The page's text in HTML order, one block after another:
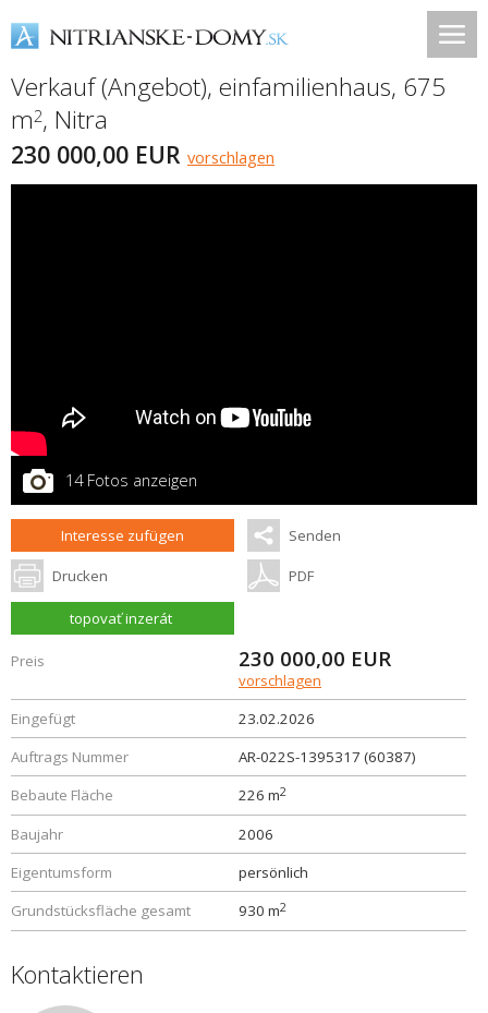
Verkauf (Angebot), einfamilienhaus, 675
m2, Nitra
230 000,00 EUR vorschlagen
14 Fotos anzeigen
Interesse zufügen Senden
Drucken PDF
topovať inzerát
Preis 230 000,00 EUR
vorschlagen
Eingefügt
23.02.2026
Auftrags Nummer
AR-022S-1395317 (60387)
Bebaute Fläche
226 m2
Baujahr
2006
Eigentumsform
persönlich
Grundstücksfläche gesamt
930 m2
Kontaktieren